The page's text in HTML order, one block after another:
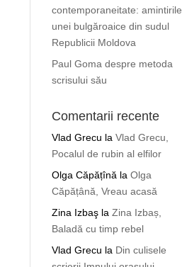
contemporaneitate: amintirile
unei bulgăroaice din sudul
Republicii Moldova
Paul Goma despre metoda
scrisului său
Comentarii recente
Vlad Grecu laVlad Grecu,
Pocalul de rubin al elfilor
Olga Căpățînă laOlga
Căpățână, Vreau acasă
Zina Izbaş laZina Izbaș,
Baladă cu timp rebel
Vlad Grecu la Din culisele